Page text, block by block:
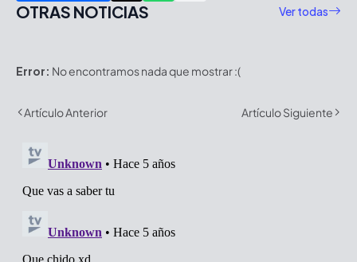
OTRAS NOTICIAS Ver todas
Error: No encontramos nada que mostrar :(
Artículo Anterior Artículo Siguiente